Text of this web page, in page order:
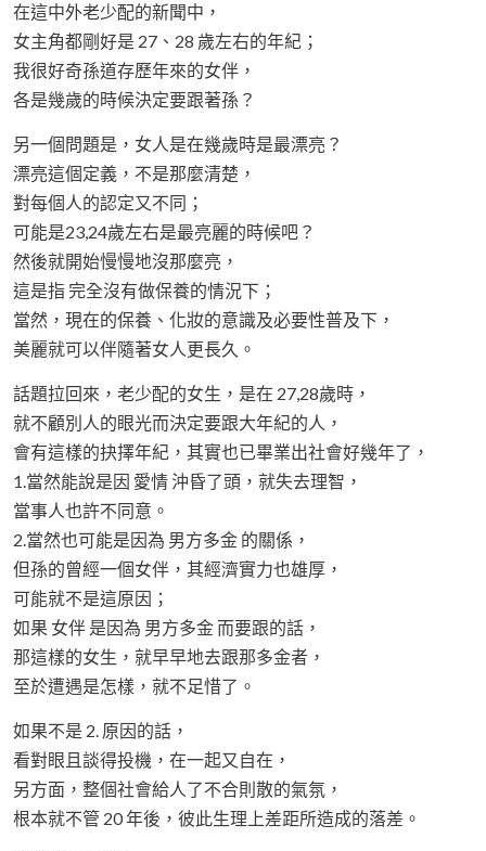
在這中外老少配的新聞中，
女主角都剛好是 27、28 歲左右的年紀；
我很好奇孫道存歷年來的女伴，
各是幾歲的時候決定要跟著孫？
另一個問題是，女人是在幾歲時是最漂亮？
漂亮這個定義，不是那麼清楚，
對每個人的認定又不同；
可能是23,24歲左右是最亮麗的時候吧？
然後就開始慢慢地沒那麼亮，
這是指 完全沒有做保養的情況下；
當然，現在的保養、化妝的意識及必要性普及下，
美麗就可以伴隨著女人更長久。
話題拉回來，老少配的女生，是在 27,28歲時，
就不顧別人的眼光而決定要跟大年紀的人，
會有這樣的抉擇年紀，其實也已畢業出社會好幾年了，
1.當然能說是因 愛情 沖昏了頭，就失去理智，
當事人也許不同意。
2.當然也可能是因為 男方多金 的關係，
但孫的曾經一個女伴，其經濟實力也雄厚，
可能就不是這原因；
如果 女伴 是因為 男方多金 而要跟的話，
那這樣的女生，就早早地去跟那多金者，
至於遭遇是怎樣，就不足惜了。
如果不是 2. 原因的話，
看對眼且談得投機，在一起又自在，
另方面，整個社會給人了不合則散的氣氛，
根本就不管 20 年後，彼此生理上差距所造成的落差。